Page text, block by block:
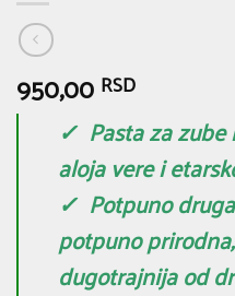
950,00 RSD
✓ Pasta za zube
aloja vere i
✓ Potpuno
potpuno
dugotrajnija od